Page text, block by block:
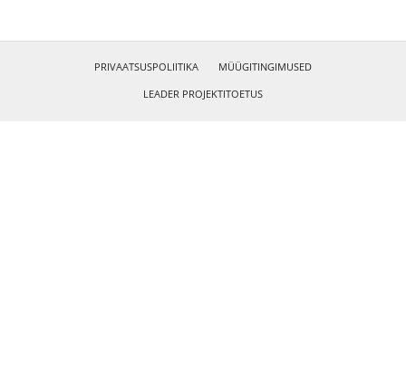
PRIVAATSUSPOLIITIKA
MÜÜGITINGIMUSED
LEADER PROJEKTITOETUS